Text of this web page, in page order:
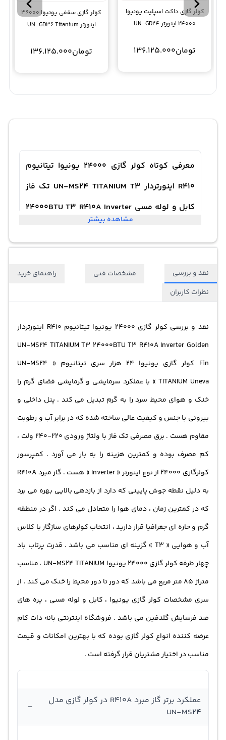
کولر گازی داکت اسپلیت یونیوا
24000 اینورتر UN-GD24
تومان136.125.000
کولر گازی سقفی یونیوا 36000
اینورتر UN-GD36 Titanium
تومان136.125.000
معرفی کوتاه کولر گازی 24000 یونیوا تیتانیوم
R410 اینورتردار UN-MS24 TITANIUM T3 تک فاز
کابل و لوله مسی 24000BTU T3 R410A Inverter
می‌تواند مقدار قابل توجهی حرارت را به محیط اطراف منتقل
کند. این دستگاه دارای ویژگی دوطرفه است و می‌تواند در
مشاهده بیشتر
نقد و بررسی مشخصات فنی
راهنمای خرید
نظرات کاربران
نقد و بررسی کولر گازی 24000
یونیوا تیتانیوم R410 اینورتردار
UN-MS24 TITANIUM T3 24000BTU T3 R410A Inverter Golden
Fin کولر گازی یونیوا
24 هزار سری تیتانیوم « UN-MS24
TITANIUM Uneva » با عملکرد سرمایشی و گرمایشی فضای گرم را
خنک و هوای محیط سرد را به گرم تبدیل می کند . پنل داخلی و
بیرونی با جنس و کیفیت عالی ساخته شده که در برابر آب و رطوبت
مقاوم هست . برق مصرفی تک فاز با ولتاژ ورودی 220-240 ولت ،
کم مصرف بوده و کمترین هزینه را به بار می آورد . کمپرسور
کولرگازی 24000 از نوع اینورتر « Inverter » هست . گاز مبرد R410A
به دلیل نقطه جوش پایینی که دارد از بازدهی بالایی بهره می برد
که در کمترین زمان ، دمای هوا را متعادل می کند . اگر در منطقه
گرم و حاره ای جغرافیا قرار دارید ، انتخاب کولرهای سازگار با کلاس
آب و هوایی « T3 » گزینه ای مناسب می باشد . قدرت پرتاب باد
چهار طرفه کولر گازی
24000 یونیوا UN-MS24 TITANIUM ، مناسب
متراژ 85 متر مربع می باشد که دور تا دور محیط را خنک می کند . از
سری مشخصات کولر گازی یونیوا ، کابل و لوله مسی ، پره های
ضد فرسایش گلدفین می باشد . فروشگاه اینترنتی بانه دات کام
عرضه کننده انواع کولر گازی بوده که با بهترین امکانات و قیمت
مناسب در اختیار مشتریان قرار گرفته است .
عملکرد برتر گاز مبرد R410A در کولر گازی مدل
UN-MS24
-